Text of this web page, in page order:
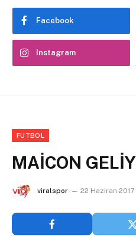
Facebook
Instagram
FUTBOL
MAİCON
viralspor 22 Haziran 2017